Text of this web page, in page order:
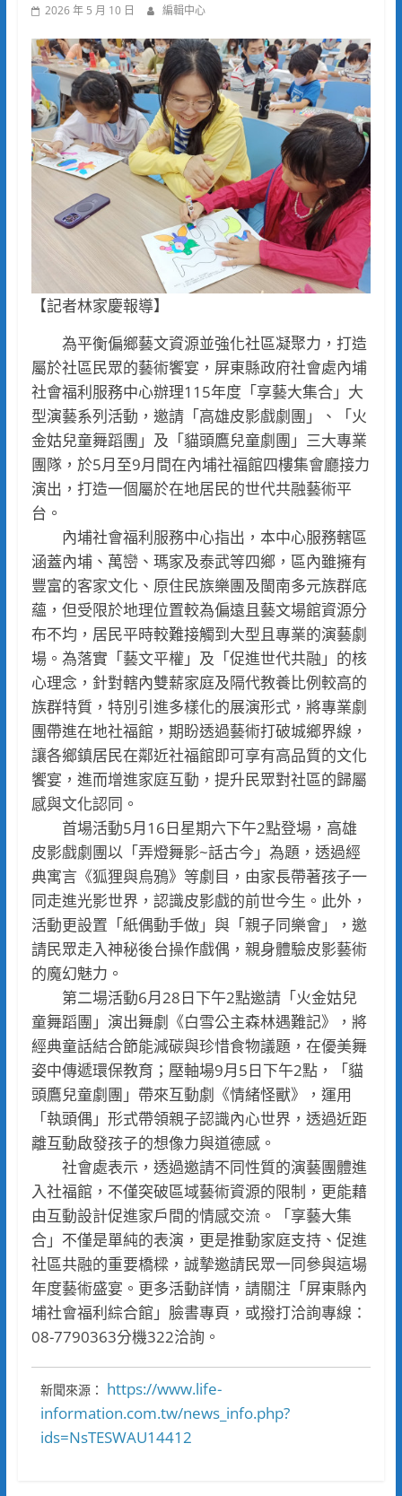
2026 年 5 月 10 日 編輯中心
【記者林家慶報導】
為平衡偏鄉藝文資源並強化社區凝聚力，打造
屬於社區民眾的藝術饗宴，屏東縣政府社會處內埔
社會福利服務中心辦理115年度「享藝大集合」大
型演藝系列活動，邀請「高雄皮影戲劇團」、「火
金姑兒童舞蹈團」及「貓頭鷹兒童劇團」三大專業
團隊，於5月至9月間在內埔社福館四樓集會廳接力
演出，打造一個屬於在地居民的世代共融藝術平
台。
內埔社會福利服務中心指出，本中心服務轄區
涵蓋內埔、萬巒、瑪家及泰武等四鄉，區內雖擁有
豐富的客家文化、原住民族樂團及閩南多元族群底
蘊，但受限於地理位置較為偏遠且藝文場館資源分
布不均，居民平時較難接觸到大型且專業的演藝劇
場。為落實「藝文平權」及「促進世代共融」的核
心理念，針對轄內雙薪家庭及隔代教養比例較高的
族群特質，特別引進多樣化的展演形式，將專業劇
團帶進在地社福館，期盼透過藝術打破城鄉界線，
讓各鄉鎮居民在鄰近社福館即可享有高品質的文化
饗宴，進而增進家庭互動，提升民眾對社區的歸屬
感與文化認同。
首場活動5月16日星期六下午2點登場，高雄
皮影戲劇團以「弄燈舞影~話古今」為題，透過經
典寓言《狐狸與烏鴉》等劇目，由家長帶著孩子一
同走進光影世界，認識皮影戲的前世今生。此外，
活動更設置「紙偶動手做」與「親子同樂會」，邀
請民眾走入神秘後台操作戲偶，親身體驗皮影藝術
的魔幻魅力。
第二場活動6月28日下午2點邀請「火金姑兒
童舞蹈團」演出舞劇《白雪公主森林遇難記》，將
經典童話結合節能減碳與珍惜食物議題，在優美舞
姿中傳遞環保教育；壓軸場9月5日下午2點，「貓
頭鷹兒童劇團」帶來互動劇《情緒怪獸》，運用
「執頭偶」形式帶領親子認識內心世界，透過近距
離互動啟發孩子的想像力與道德感。
社會處表示，透過邀請不同性質的演藝團體進
入社福館，不僅突破區域藝術資源的限制，更能藉
由互動設計促進家戶間的情感交流。「享藝大集
合」不僅是單純的表演，更是推動家庭支持、促進
社區共融的重要橋樑，誠摯邀請民眾一同參與這場
年度藝術盛宴。更多活動詳情，請關注「屏東縣內
埔社會福利綜合館」臉書專頁，或撥打洽詢專線：
08-7790363分機322洽詢。
新聞來源： https://www.life-
information.com.tw/news_info.php?
ids=NsTESWAU14412